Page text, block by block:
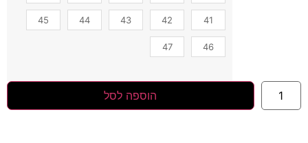
41
42
43
44
45
46
47
הוספה לסל